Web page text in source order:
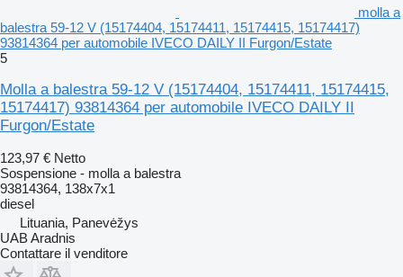
molla a
balestra 59-12 V (15174404, 15174411, 15174415, 15174417)
93814364 per automobile IVECO DAILY II Furgon/Estate
5
Molla a balestra 59-12 V (15174404, 15174411, 15174415,
15174417) 93814364 per automobile IVECO DAILY II
Furgon/Estate
123,97 € Netto
Sospensione - molla a balestra
93814364, 138x7x1
diesel
Lituania, Panevėžys
UAB Aradnis
Contattare il venditore